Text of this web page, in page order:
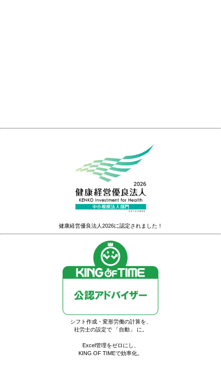
健康経営優良法人2026に認定されました！
シフト作成・変形労働の計算を
社労士の設定で 「自動」 に。
Excel管理をゼロにし、
KING OF TIMEで効率化。